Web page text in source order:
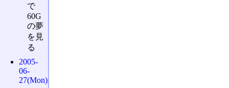
で
60G
の夢
を見
る
2005-
06-
27(Mon)